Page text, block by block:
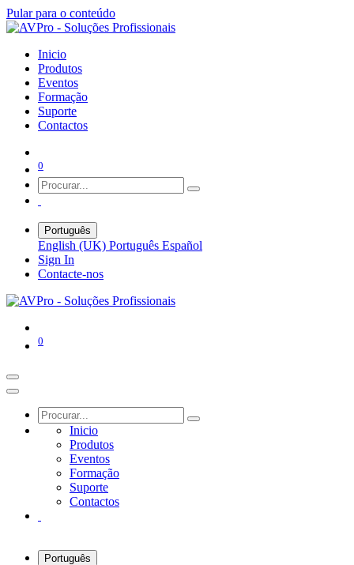
Pular para o conteúdo
Inicio
Produtos
Eventos
Formação
Suporte
Contactos
0
Português
English (UK) Português Español
Sign In
Contacte-nos
0
Inicio
Produtos
Eventos
Formação
Suporte
Contactos
Português